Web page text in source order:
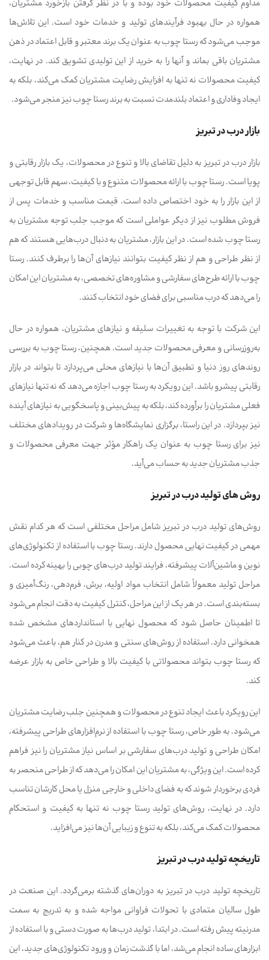
مداوم کیفیت محصولات خود بوده و با در نظر گرفتن بازخورد مشتریان،
همواره در حال بهبود فرآیندهای تولید و خدمات خود است. این تلاش‌ها
موجب می‌شود که رستا چوب به عنوان یک برند معتبر و قابل اعتماد در ذهن
مشتریان باقی بماند و آنها را به خرید از این تولیدی تشویق کند. در نهایت،
کیفیت محصولات نه تنها به افزایش رضایت مشتریان کمک می‌کند، بلکه به
ایجاد وفاداری و اعتماد بلندمدت نسبت به برند رستا چوب نیز منجر می‌شود.
بازار درب در تبریز
بازار درب در تبریز به دلیل تقاضای بالا و تنوع در محصولات، یک بازار رقابتی و
پویا است. رستا چوب با ارائه محصولات متنوع و با کیفیت، سهم قابل توجهی
از این بازار را به خود اختصاص داده است. قیمت مناسب و خدمات پس از
فروش مطلوب نیز از دیگر عواملی است که موجب جلب توجه مشتریان به
رستا چوب شده است. در این بازار، مشتریان به دنبال درب‌هایی هستند که هم
از نظر طراحی و هم از نظر کیفیت بتوانند نیازهای آن‌ها را برطرف کنند. رستا
چوب با ارائه طرح‌های سفارشی و مشاوره‌های تخصصی، به مشتریان این امکان
را می‌دهد که درب مناسبی برای فضای خود انتخاب کنند.
این شرکت با توجه به تغییرات سلیقه و نیازهای مشتریان، همواره در حال
به‌روزرسانی و معرفی محصولات جدید است. همچنین، رستا چوب به بررسی
روندهای روز دنیا و تطبیق آن‌ها با نیازهای محلی می‌پردازد تا بتواند در بازار
رقابتی پیشرو باشد. این رویکرد به رستا چوب اجازه می‌دهد که نه تنها نیازهای
فعلی مشتریان را برآورده کند، بلکه به پیش‌بینی و پاسخگویی به نیازهای آینده
نیز بپردازد. در این راستا، برگزاری نمایشگاه‌ها و شرکت در رویدادهای مختلف
نیز برای رستا چوب به عنوان یک راهکار مؤثر جهت معرفی محصولات و
جذب مشتریان جدید به حساب می‌آید.
روش های تولید درب در تبریز
روش‌های تولید درب در تبریز شامل مراحل مختلفی است که هر کدام نقش
مهمی در کیفیت نهایی محصول دارند. رستا چوب با استفاده از تکنولوژی‌های
نوین و ماشین‌آلات پیشرفته، فرایند تولید درب‌های چوبی را بهینه کرده است.
مراحل تولید معمولاً شامل انتخاب مواد اولیه، برش، فرم‌دهی، رنگ‌آمیزی و
بسته‌بندی است. در هر یک از این مراحل، کنترل کیفیت به دقت انجام می‌شود
تا اطمینان حاصل شود که محصول نهایی با استانداردهای مشخص شده
همخوانی دارد. استفاده از روش‌های سنتی و مدرن در کنار هم، باعث می‌شود
که رستا چوب بتواند محصولاتی با کیفیت بالا و طراحی خاص به بازار عرضه
کند.
این رویکرد باعث ایجاد تنوع در محصولات و همچنین جلب رضایت مشتریان
می‌شود. به طور خاص، رستا چوب با استفاده از نرم‌افزارهای طراحی پیشرفته،
امکان طراحی و تولید درب‌های سفارشی بر اساس نیاز مشتریان را نیز فراهم
کرده است. این ویژگی، به مشتریان این امکان را می‌دهد که از طراحی منحصر به
فردی برخوردار شوند که به فضای داخلی و خارجی منزل یا محل کارشان تناسب
دارد. در نهایت، روش‌های تولید رستا چوب نه تنها به کیفیت و استحکام
محصولات کمک می‌کند، بلکه به تنوع و زیبایی آن‌ها نیز می‌افزاید.
تاریخچه تولید درب در تبریز
تاریخچه تولید درب در تبریز به دوران‌های گذشته برمی‌گردد. این صنعت در
طول سالیان متمادی با تحولات فراوانی مواجه شده و به تدریج به سمت
مدرنیته پیش رفته است. در ابتدا، تولید درب‌ها به صورت دستی و با استفاده از
ابزارهای ساده انجام می‌شد، اما با گذشت زمان و ورود تکنولوژی‌های جدید، این